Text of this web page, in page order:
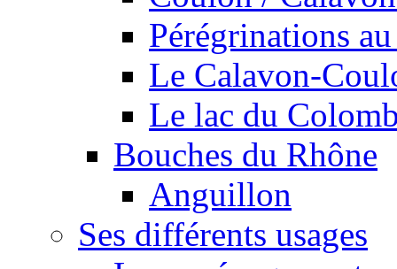
Pérégrinations
Le Calavon-
Le lac du
Bouches du Rhône
Anguillon
Ses différents usages